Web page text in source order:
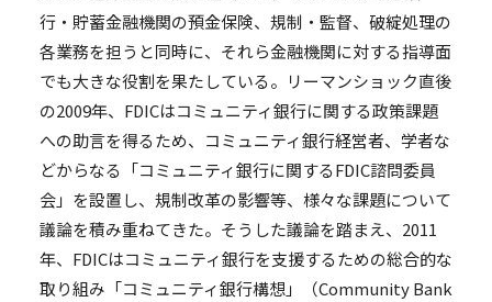
行・貯蓄金融機関の預金保険、規制・監督、破綻処理の
各業務を担うと同時に、それら金融機関に対する指導面
でも大きな役割を果たしている。リーマンショック直後
の2009年、FDICはコミュニティ銀行に関する政策課題
への助言を得るため、コミュニティ銀行経営者、学者な
どからなる「コミュニティ銀行に関するFDIC諮問委員
会」を設置し、規制改革の影響等、様々な課題について
議論を積み重ねてきた。そうした議論を踏まえ、2011
年、FDICはコミュニティ銀行を支援するための総合的な
取り組み「コミュニティ銀行構想」（Community Bank